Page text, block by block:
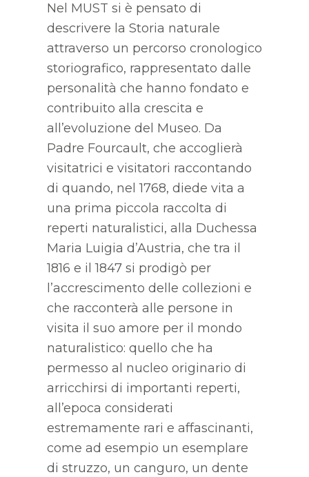
Nel MUST si è pensato di
descrivere la Storia naturale
attraverso un percorso cronologico
storiografico, rappresentato dalle
personalità che hanno fondato e
contribuito alla crescita e
all’evoluzione del Museo. Da
Padre Fourcault, che accoglierà
visitatrici e visitatori raccontando
di quando, nel 1768, diede vita a
una prima piccola raccolta di
reperti naturalistici, alla Duchessa
Maria Luigia d’Austria, che tra il
1816 e il 1847 si prodigò per
l’accrescimento delle collezioni e
che racconterà alle persone in
visita il suo amore per il mondo
naturalistico: quello che ha
permesso al nucleo originario di
arricchirsi di importanti reperti,
all’epoca considerati
estremamente rari e affascinanti,
come ad esempio un esemplare
di struzzo, un canguro, un dente